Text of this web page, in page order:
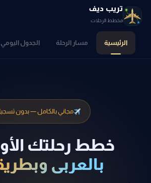
تريب ديف
مخطط الرحلات
الرئيسية مسار الرحلة الجدول اليومي
مجاني بالكامل — بدون
خطط رحلتك
بالعربي